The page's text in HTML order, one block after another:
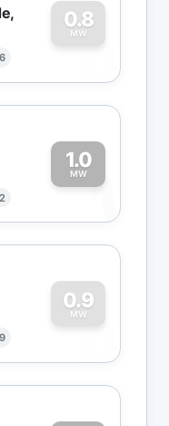
0.8
MW
0
1.0
MW1
0.9
MW
0